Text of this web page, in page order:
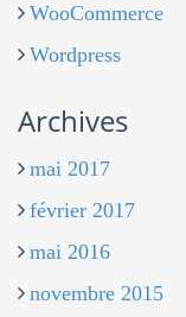
WooCommerce
Wordpress
Archives
mai 2017
février 2017
mai 2016
novembre 2015